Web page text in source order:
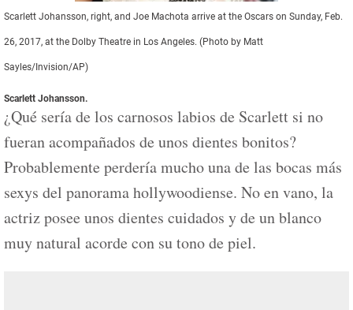
Scarlett Johansson, right, and Joe Machota arrive at the Oscars on Sunday, Feb.
26, 2017, at the Dolby Theatre in Los Angeles. (Photo by Matt
Sayles/Invision/AP)
Scarlett Johansson.
¿Qué sería de los carnosos labios de Scarlett si no
fueran acompañados de unos dientes bonitos?
Probablemente perdería mucho una de las bocas más
sexys del panorama hollywoodiense. No en vano, la
actriz posee unos dientes cuidados y de un blanco
muy natural acorde con su tono de piel.